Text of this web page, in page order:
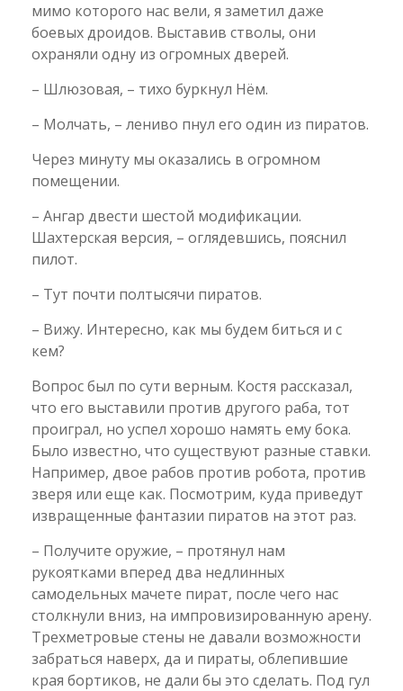
мимо которого нас вели, я заметил даже
боевых дроидов. Выставив стволы, они
охраняли одну из огромных дверей.
– Шлюзовая, – тихо буркнул Нём.
– Молчать, – лениво пнул его один из пиратов.
Через минуту мы оказались в огромном
помещении.
– Ангар двести шестой модификации.
Шахтерская версия, – оглядевшись, пояснил
пилот.
– Тут почти полтысячи пиратов.
– Вижу. Интересно, как мы будем биться и с
кем?
Вопрос был по сути верным. Костя рассказал,
что его выставили против другого раба, тот
проиграл, но успел хорошо намять ему бока.
Было известно, что существуют разные ставки.
Например, двое рабов против робота, против
зверя или еще как. Посмотрим, куда приведут
извращенные фантазии пиратов на этот раз.
– Получите оружие, – протянул нам
рукоятками вперед два недлинных
самодельных мачете пират, после чего нас
столкнули вниз, на импровизированную арену.
Трехметровые стены не давали возможности
забраться наверх, да и пираты, облепившие
края бортиков, не дали бы это сделать. Под гул